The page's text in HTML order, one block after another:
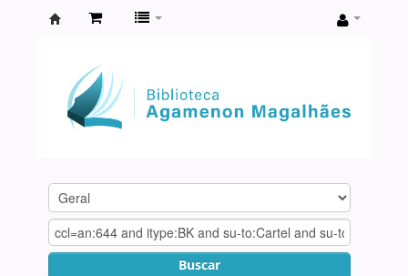
Agamenon
Magalhães
Buscar